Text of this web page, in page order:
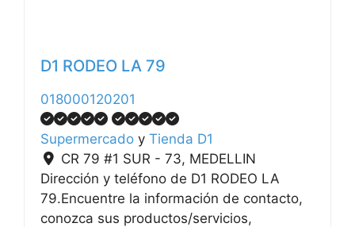
D1 RODEO LA 79
018000120201
Supermercado y Tienda D1
CR 79 #1 SUR - 73, MEDELLIN
Dirección y teléfono de D1 RODEO LA
79.Encuentre la información de contacto,
conozca sus productos/servicios,